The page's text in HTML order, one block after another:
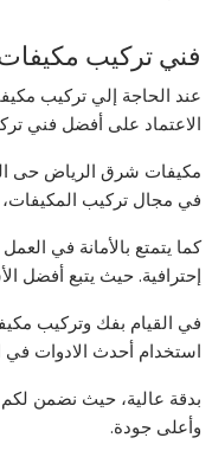
فني تركيب
عند الحاجة إلي تركيب
الاعتماد على أفضل فني
مكيفات شرق الرياض حى
في مجال تركيب المكيفات،
كما يتمتع بالأمانة في
إحترافية. حيث يتبع أفضل
في القيام بفك وتركيب
استخدام أحدث الادوات في
بدقة عالية، حيث نضمن
وأعلى جودة.